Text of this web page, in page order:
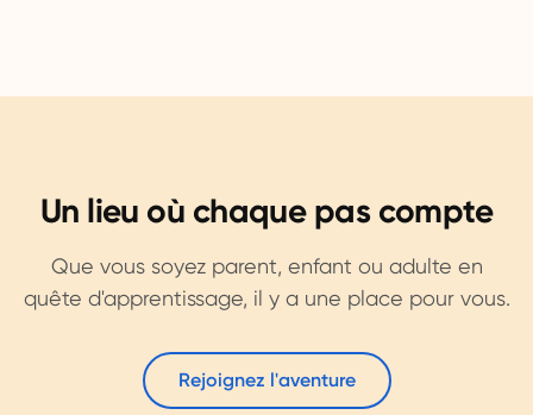
Un lieu où chaque pas compte
Que vous soyez parent, enfant ou adulte en
quête d'apprentissage, il y a une place pour vous.
Rejoignez l'aventure